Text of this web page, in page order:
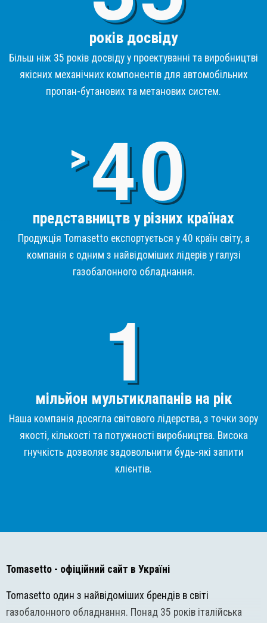
років досвіду
Більш ніж 35 років досвіду у проектуванні та виробництві
якісних механічних компонентів для автомобільних
пропан-бутанових та метанових систем.
>4
представництв у різних країнах
Продукція Tomasetto експортується у 40 країн світу, а
компанія є одним з найвідоміших лідерів у галузі
газобалонного обладнання.
мільйон мультиклапанів на рік
Наша компанія досягла світового лідерства, з точки зору
якості, кількості та потужності виробництва. Висока
гнучкість дозволяє задовольнити будь-які запити
клієнтів.
Tomasetto - офіційний сайт в Україні
Tomasetto один з найвідоміших брендів в світі
газобалонного обладнання. Понад 35 років італійська